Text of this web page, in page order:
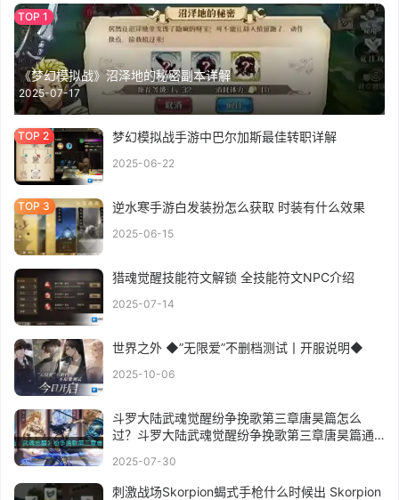
《梦幻模拟战》沼泽地的秘密副本详解
2025-07-17
梦幻模拟战手游中巴尔加斯最佳转职详解
2025-06-22
逆水寒手游白发装扮怎么获取 时装有什么效果
2025-06-15
猎魂觉醒技能符文解锁 全技能符文NPC介绍
2025-07-14
世界之外 ◆”无限爱”不删档测试丨开服说明◆
2025-10-06
斗罗大陆武魂觉醒纷争挽歌第三章唐昊篇怎么
过？斗罗大陆武魂觉醒纷争挽歌第三章唐昊篇通
2025-07-30
刺激战场Skorpion蝎式手枪什么时候出 Skorpion